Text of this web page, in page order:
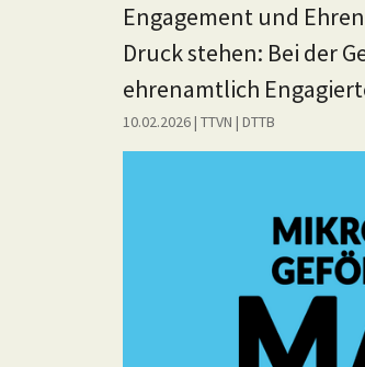
Engagement und
Druck stehen: Bei der
ehrenamtlich
10.02.2026| TTVN | DTTB